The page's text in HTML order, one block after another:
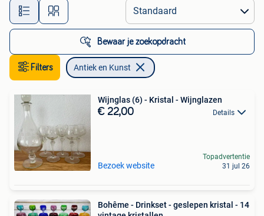
Alle afstanden…
Bewaar je zoekopdracht
Filters Antiek en Kunst
Wijnglas (6) - Kristal - Wijnglazen
€ 22,00 Details
Bezoek website
Topadvertentie
31 jul 26
Bohême - Drinkset - geslepen kristal - 14